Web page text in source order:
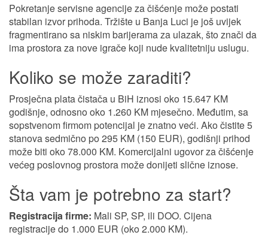
Pokretanje servisne agencije za čišćenje može postati
stabilan izvor prihoda. Tržište u Banja Luci je još uvijek
fragmentirano sa niskim barijerama za ulazak, što znači da
ima prostora za nove igrače koji nude kvalitetniju uslugu.
Koliko se može zaraditi?
Prosječna plata čistača u BiH iznosi oko 15.647 KM
godišnje, odnosno oko 1.260 KM mjesečno. Međutim, sa
sopstvenom firmom potencijal je znatno veći. Ako čistite 5
stanova sedmično po 295 KM (150 EUR), godišnji prihod
može biti oko 78.000 KM. Komercijalni ugovor za čišćenje
većeg poslovnog prostora može donijeti slične iznose.
Šta vam je potrebno za start?
Registracija firme: Mali SP, SP, ili DOO. Cijena
registracije do 1.000 EUR (oko 2.000 KM).